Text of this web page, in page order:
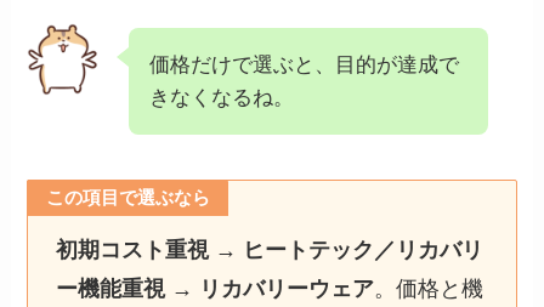
価格だけで選ぶと、目的が達成で
きなくなるね。
この項目で選ぶなら
初期コスト重視 → ヒートテック／リカバリ
ー機能重視 → リカバリーウェア。価格と機